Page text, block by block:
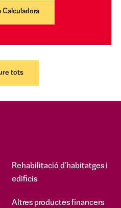
Calculadora
tots
Rehabilitació d'habitatges i
edificis
Altres productes financers